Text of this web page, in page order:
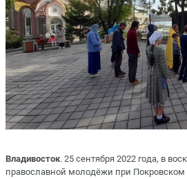
Владивосток. 25 сентября 2022 года, в
православной молодёжи при